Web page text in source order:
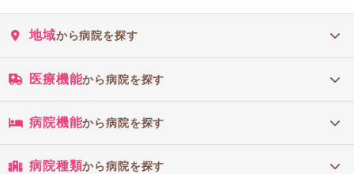
地域から病院を探す
医療機能から病院を探す
病院機能から病院を探す
病院種類から病院を探す